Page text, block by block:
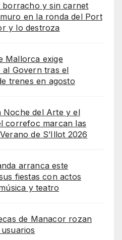
borracho y sin carnet
en la ronda del Port
y lo destroza
Mallorca exige
al Govern tras el
trenes en agosto
Noche del Arte y el
correfoc marcan las
de S’Illot 2026
arranca este
fiestas con actos
y teatro
de Manacor rozan